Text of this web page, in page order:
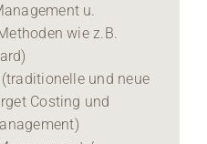
u.
wie z.B.
und neue
Costing und